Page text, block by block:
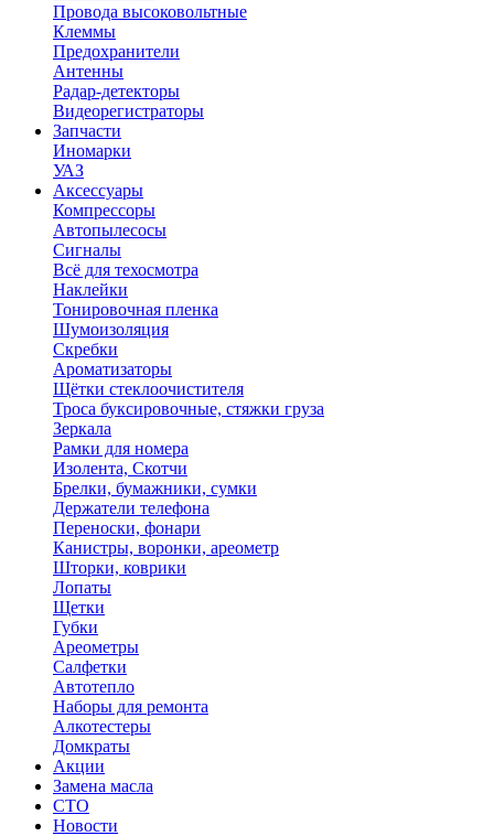
Провода высоковольтные
Клеммы
Предохранители
Антенны
Радар-детекторы
Видеорегистраторы
Запчасти
Иномарки
УАЗ
Аксесcуары
Компрессоры
Автопылесосы
Сигналы
Всё для техосмотра
Наклейки
Тонировочная пленка
Шумоизоляция
Скребки
Ароматизаторы
Щётки стеклоочистителя
Троса буксировочные, стяжки груза
Зеркала
Рамки для номера
Изолента, Скотчи
Брелки, бумажники, сумки
Держатели телефона
Переноски, фонари
Канистры, воронки, ареометр
Шторки, коврики
Лопаты
Щетки
Губки
Ареометры
Салфетки
Автотепло
Наборы для ремонта
Алкотестеры
Домкраты
Акции
Замена масла
СТО
Новости